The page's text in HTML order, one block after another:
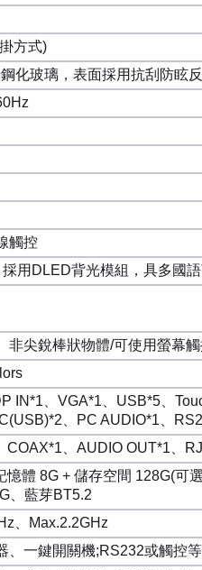
方式)
化玻璃，表面採用抗刮防眩
觸控
用DLED背光模組，具多國
非尖銳棒狀物體/可使用螢幕
IN*1、VGA*1、USB*5、
、PC AUDIO*1、
COAX*1、AUDIO OUT*1、
憶體 8G + 儲存空間 128G(可
、藍芽BT5.2
、Max.2.2GHz
、一鍵開關機;RS232或觸控